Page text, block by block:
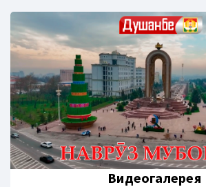
Видеогалерея